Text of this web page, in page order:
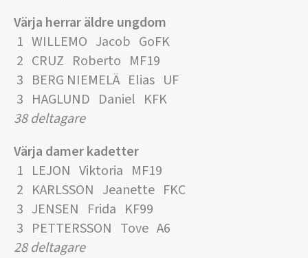
Värja herrar äldre ungdom
1 WILLEMO Jacob GoFK
2 CRUZ Roberto MF19
3 BERG NIEMELÄ Elias UF
3 HAGLUND Daniel KFK
38 deltagare
Värja damer kadetter
1 LEJON Viktoria MF19
2 KARLSSON Jeanette FKC
3 JENSEN Frida KF99
3 PETTERSSON Tove A6
28 deltagare